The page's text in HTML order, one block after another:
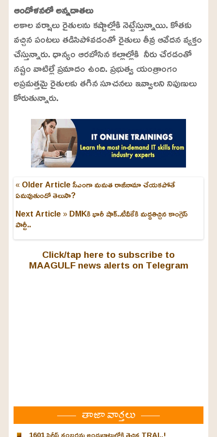
ఆందోళనలో అన్నదాతలు
అకాల వర్షాలు రైతులను కష్టాల్లోకి నెట్టేస్తున్నాయి. కోతకు
వచ్చిన పంటలు తడిసిపోవడంతో రైతులు తీవ్ర ఆవేదన వ్యక్తం
చేస్తున్నారు. ధాన్యం ఆరబోసిన కల్లాల్లోకి నీరు చేరడంతో
నష్టం వాటిల్లే ప్రమాదం ఉంది. ప్రభుత్వ యంత్రాంగం
అప్రమత్తమై రైతులకు తగిన సూచనలు ఇవ్వాలని నిపుణులు
కోరుతున్నారు.
« Older Articleసీఎంగా మమత రాజీనామా చేయకపోతే
ఏమవుతుందో తెలుసా?
Next Article »DMKకి భారీ షాక్..టీవీకేకి మద్దతిచ్చిన కాంగ్రెస్
పార్టీ..
Click/tap here to subscribe to
MAAGULF news alerts on Telegram
తాజా వార్తలు